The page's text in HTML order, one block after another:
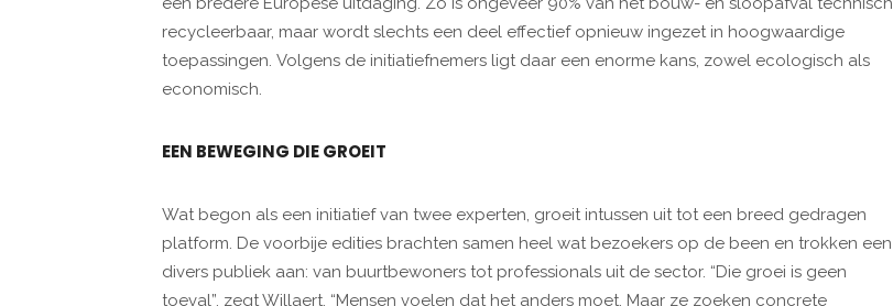
recycleerbaar, maar wordt slechts een deel effectief opnieuw ingezet in hoogwaardige
toepassingen. Volgens de initiatiefnemers ligt daar een enorme kans, zowel ecologisch als
economisch.
EEN BEWEGING DIE GROEIT
Wat begon als een initiatief van twee experten, groeit intussen uit tot een breed gedragen
platform. De voorbije edities brachten samen heel wat bezoekers op de been en trokken een
divers publiek aan: van buurtbewoners tot professionals uit de sector. “Die groei is geen
toeval”, zegt Willaert. “Mensen voelen dat het anders moet. Maar ze zoeken concrete